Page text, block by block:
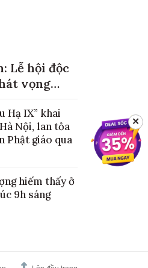
Lễ hội độc
vọng
Hạ IX” khai
Nội, lan tỏa
Phật giáo qua
hiếm thấy ở
9h sáng
✕